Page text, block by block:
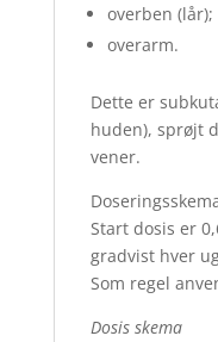
overben (lår);
overarm.
Dette er
huden), sprøjt
vener.
Start dosis er
gradvist hver
Som regel
Dosis skema